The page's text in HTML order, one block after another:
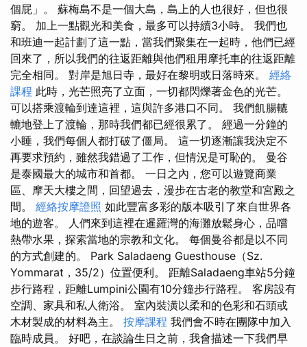
個屁」。 蘇梅島不是一個大島，島上的人也很好，但也很
窮。 加上一點觀光和美食，最多可以持續3小時。 我們也
和班迪一起計劃了這一點，當我們聚集在一起時，他們已經
回來了，所以我們的往返距離與他們租用摩托車的往返距離
完全相同。 對岸是旭日寺，最好在黎明或日落時來。 經絡
課程 此時，光芒照亮了立面，一切都閃爍著金色的光芒。
可以搭乘渡輪到達這裡，這與許多港口不同。 我們飢腸轆
轆地登上了渡輪，那時我們都已經很累了。 經過一分鐘的
小睡，我們每個人都打破了僵局。 這一切逐漸讓我決定不
再要求預約，雖然我錯過了工作，但情況是可恥的。 曼谷
是泰國最大的城市和首都。 一日之內，您可以遊覽商業
區、摩天大樓之間，回望過去，漫步在古老的教堂和宮殿之
間。 經絡按摩證照 如此豐富多彩的版本吸引了來自世界各
地的遊客。 人們來到這裡在暹羅灣的海灘放鬆身心，品嚐
熱帶水果，探索當地的宗教和文化。 每個曼谷都是以不同
的方式創建的。 Park Saladaeng Guesthouse（Sz.
Yommarat，35/2）位置便利。 距離Saladaeng車站5分鐘
步行路程，距離Lumpini公園有10分鐘步行路程。 客房設有
空調、家具和私人衛浴。 室內裝潢以柔和的色彩和石頭或
木材製成的材料為主。 按摩課程 我們會不時在團隊中加入
臨時成員。 好吧，在談論生日之前，我會描述一下我們早